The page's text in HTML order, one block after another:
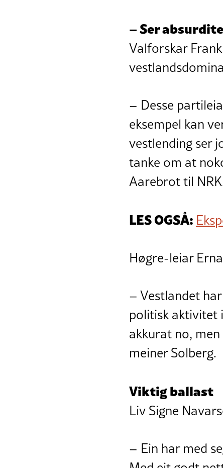
– Ser
Valforskar
– Desse
eksempel kan
vestlending ser
tanke om at
Aarebrot til
LES OGSÅ:
Høgre-leiar
– Vestlandet
politisk aktivitet
akkurat no,
meiner Solberg.
Viktig ballast
Liv Signe
– Ein har med